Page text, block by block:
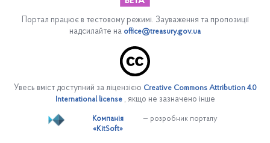
Управління платіжних систем
Департамент цифрової трансформації та інформаційно-
Департамент фінансових ресурсів
Управління (Центр) сертифікації ключів
Портал працює в тестовому режимі. Зауваження та пропозиції
надсилайте на office@treasury.gov.ua
Увесь вміст доступний за ліцензією Creative Commons Attribution 4.0
International license, якщо не зазначено інше
Компанія
«KitSoft»
— розробник порталу